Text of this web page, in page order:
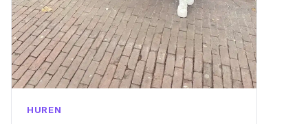
HUREN